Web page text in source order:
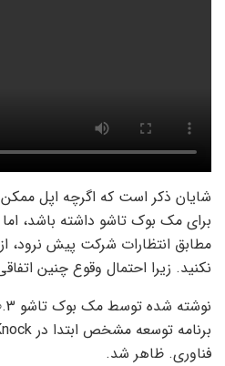
شایان ذکر است که اگرچه اپل
برای مک بوک تاشو داشته باشد، اما
مطابق انتظارات شرکت پیش نرود،
نکنید. زیرا احتمال وقوع چنین
فناوری. ظاهر شد.